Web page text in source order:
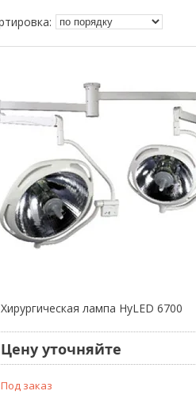
Хирургическая лампа HyLED 6700
Цену уточняйте
Под заказ